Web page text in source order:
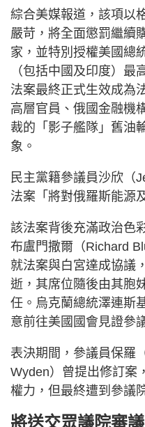
綜合美媒報道，該項以
嚴苛，將全面懲罰繼續
家，並特別授權美國總
（包括中國及印度）最
法案最終正式生效成為
高層官員、俄國金融機
裁的「影子艦隊」舊油
象。
民主黨籍參議員沙欣（
法案「將對俄羅斯能源
該法案背後充滿政治色
布盧門撒爾（Richard
就法案與白宮達成協議
逝，其席位隨後由其胞
任。烏克蘭總統澤連斯
意前往美國國會見證參
表決期間，參議員保羅
Wyden）曾提出修訂案
權力，但最終遭到參議
將送交眾議院審